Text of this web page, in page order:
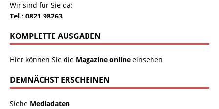
Wir sind für Sie da:
Tel.: 0821 98263
KOMPLETTE AUSGABEN
Hier können Sie die Magazine online einsehen
DEMNÄCHST ERSCHEINEN
Siehe Mediadaten